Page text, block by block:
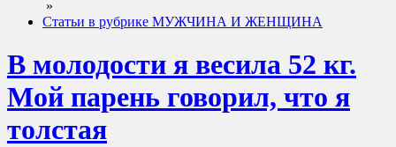
»
Статьи в рубрике МУЖЧИНА И ЖЕНЩИНА
В молодости я весила 52 кг.
Мой парень говорил, что я
толстая